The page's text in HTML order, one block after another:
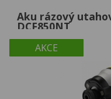
AKCE
Aku rázový
DCF850NT